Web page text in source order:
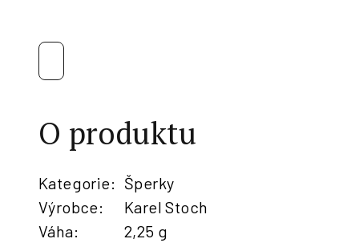
O produktu
Kategorie: Šperky
Výrobce:
Karel Stoch
Váha:
2,25 g